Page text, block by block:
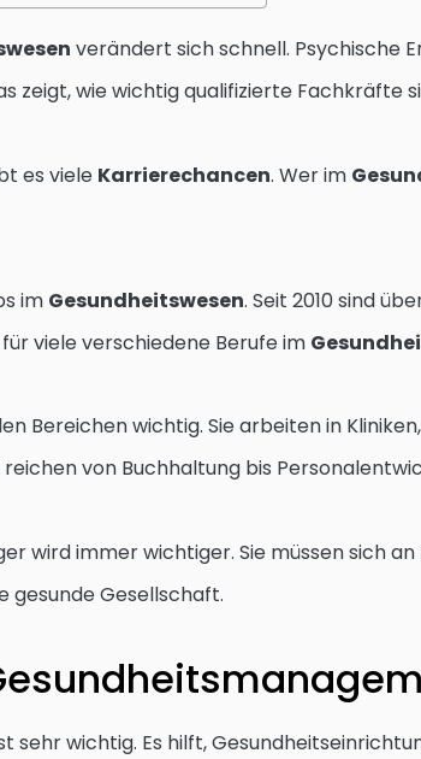
verändert sich schnell. Psychische
zeigt, wie wichtig qualifizierte Fachkräfte
es viele Karrierechancen. Wer im
im Gesundheitswesen. Seit 2010 sind
viele verschiedene Berufe im
Bereichen wichtig. Sie arbeiten in
von Buchhaltung bis
wird immer wichtiger. Sie müssen sich
gesunde Gesellschaft.
sehr wichtig. Es hilft,